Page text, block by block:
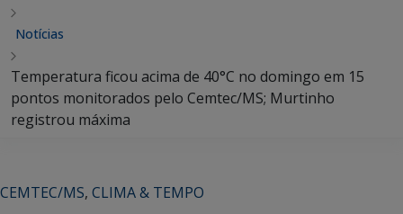
Notícias
Temperatura ficou acima de 40°C no domingo em 15
pontos monitorados pelo Cemtec/MS; Murtinho
registrou máxima
CEMTEC/MS, CLIMA & TEMPO